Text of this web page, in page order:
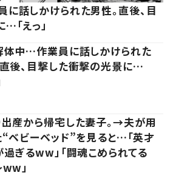
話しかけられた男性。直後、目
「えっ」
体中…作業員に話しかけられた
後、目撃した衝撃の光景に…
出産から帰宅した妻子。→夫が用
ベビーベッド”を見ると…「英才
ぎるww」「闘魂こめられてる
」